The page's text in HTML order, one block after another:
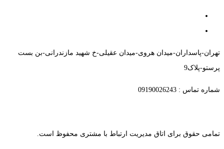
تهران-پاسداران-میدان هروی-میدان عقیلی-خ شهید مازندرانی-بن بست
پرستو-پلاک9
شماره تماس : 09190026243
تمامی حقوق برای اتاق مدیریت ارتباط با مشتری محفوظ است.